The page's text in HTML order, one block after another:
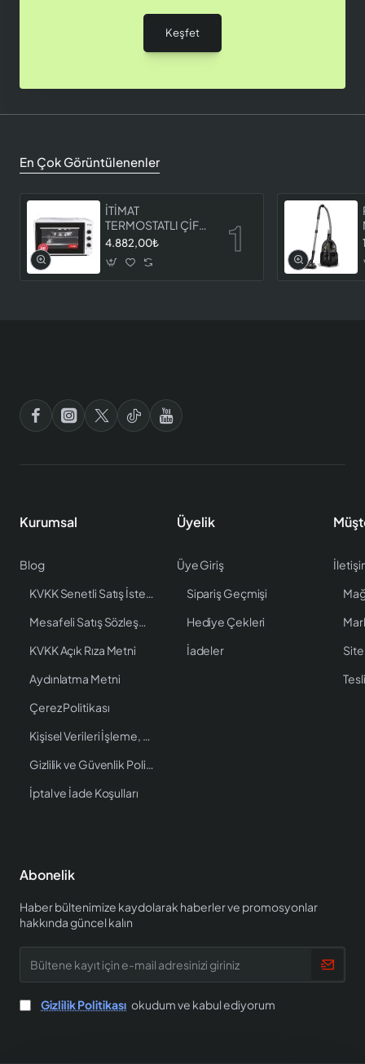
Keşfet
En Çok Görüntülenenler
İTİMAT
TERMOSTATLI ÇİFT
CAMLI FIRIN 8060
4.882,00₺
Kurumsal
Blog
KVKK Senetli Satış İstenen Bilgiler
Mesafeli Satış Sözleşmesi
KVKK Açık Rıza Metni
Aydınlatma Metni
Çerez Politikası
Kişisel Verileri İşleme, Saklama ve İmha Politikası
Gizlilik ve Güvenlik Politikası
İptal ve İade Koşulları
Üyelik
Üye Giriş
Sipariş Geçmişi
Hediye Çekleri
İadeler
Site
Abonelik
Haber bültenimize kaydolarak haberler ve promosyonlar
hakkında güncel kalın
kayıt
için
e-
mail
Gizlilik Politikası okudum ve kabul ediyorum